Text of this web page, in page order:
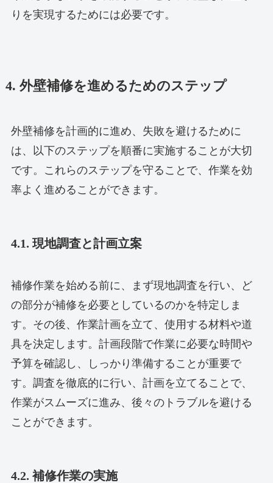
りを実現するためには必要です。
4. 外壁補修を進めるためのステップ
外壁補修を計画的に進め、失敗を避けるために
は、以下のステップを順番に実施することが大切
です。これらのステップを守ることで、作業を効
率よく進めることができます。
4.1. 現地調査と計画立案
補修作業を始める前に、まず現地調査を行い、ど
の部分が補修を必要としているのかを特定しま
す。その後、作業計画を立て、使用する材料や道
具を決定します。計画段階で作業に必要な時間や
予算を確認し、しっかり準備することが重要で
す。調査を徹底的に行い、計画を立てることで、
作業がスムーズに進み、後々のトラブルを避ける
ことができます。
4.2. 補修作業の実施